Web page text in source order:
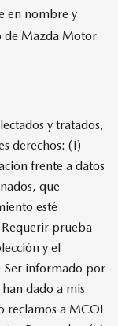
en nombre y
de Mazda Motor
y tratados,
derechos: (i)
frente a datos
que
esté
prueba
y el
Ser informado por
dado a mis
reclamos a MCOL